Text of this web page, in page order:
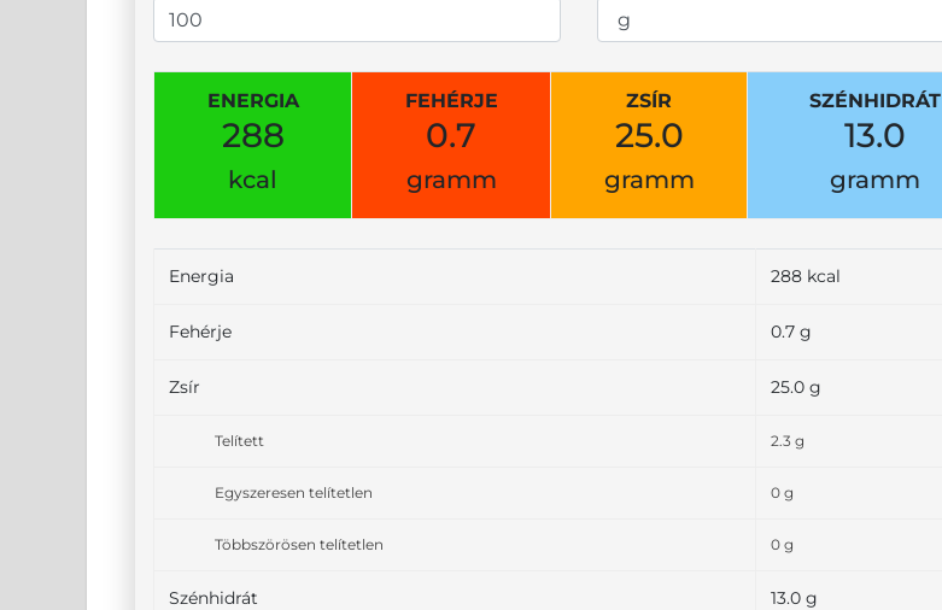
ENERGIA
288
kcal
FEHÉRJE
0.7
gramm
ZSÍR
25.0
gramm
SZÉNHIDRÁT
13.0
gramm
Energia 288 kcal
Fehérje 0.7 g
Zsír 25.0 g
Telített 2.3 g
Egyszeresen telítetlen 0 g
Többszörösen telítetlen 0 g
Szénhidrát 13.0 g